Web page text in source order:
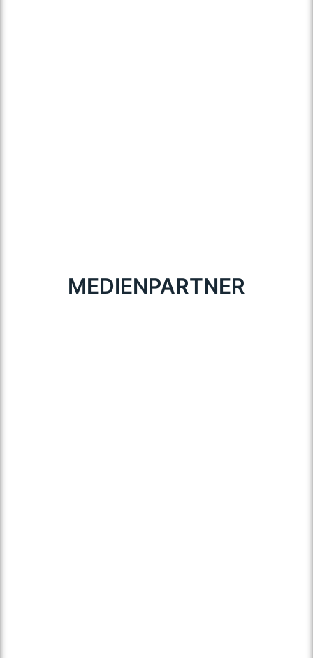
MEDIENPARTNER